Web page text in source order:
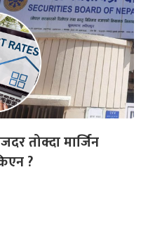
तोक्दा मार्जिन
?